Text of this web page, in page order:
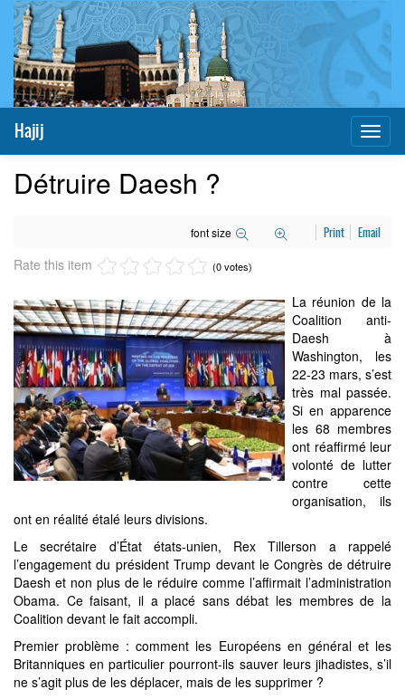
Hajij
Détruire Daesh ?
font size Print Email
Rate this item (0 votes)
La réunion de la
Coalition anti-
Daesh à
Washington, les
22-23 mars, s’est
très mal passée.
Si en apparence
les 68 membres
ont réaffirmé leur
volonté de lutter
contre cette
organisation, ils
ont en réalité étalé leurs divisions.
Le secrétaire d’État états-unien, Rex Tillerson a rappelé
l’engagement du président Trump devant le Congrès de détruire
Daesh et non plus de le réduire comme l’affirmait l’administration
Obama. Ce faisant, il a placé sans débat les membres de la
Coalition devant le fait accompli.
Premier problème : comment les Européens en général et les
Britanniques en particulier pourront-ils sauver leurs jihadistes, s’il
ne s’agit plus de les déplacer, mais de les supprimer ?